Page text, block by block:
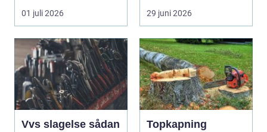
resultat, d...
01 juli 2026
industriport a...
29 juni 2026
Vvs slagelse sådan
Topkapning